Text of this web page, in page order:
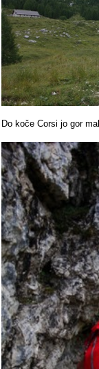
Do koče Corsi jo gor